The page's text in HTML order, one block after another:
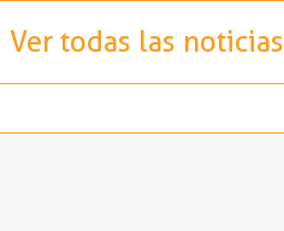
Ver todas las noticias
Ver todas las noticias